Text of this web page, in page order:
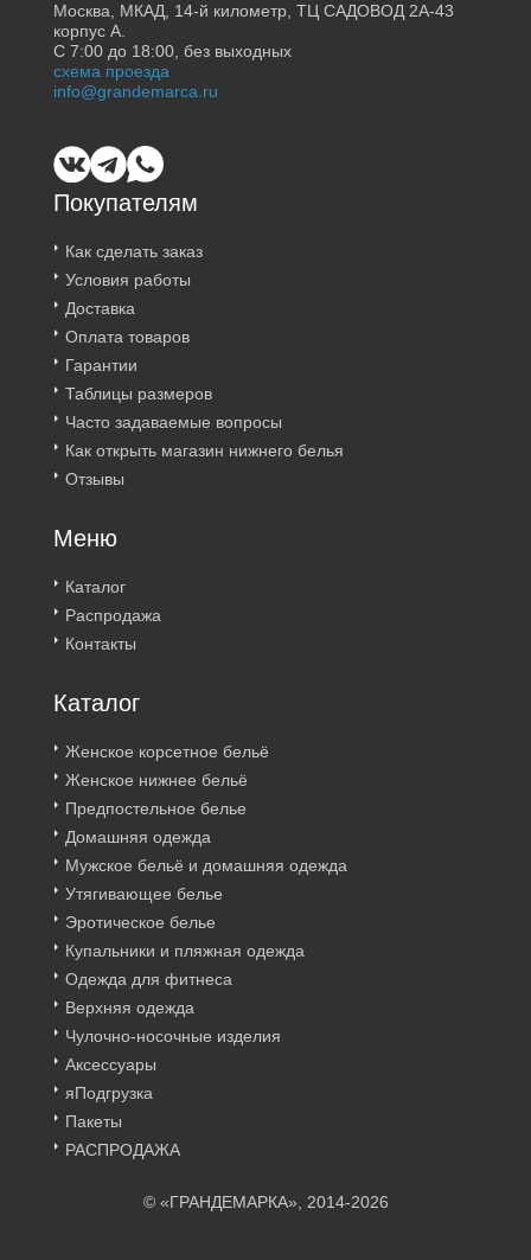
Покупателям
Как сделать заказ
Условия работы
Доставка
Оплата товаров
Гарантии
Таблицы размеров
Часто задаваемые вопросы
Как открыть магазин нижнего белья
Отзывы
Меню
Каталог
Распродажа
Контакты
Каталог
Женское корсетное бельё
Женское нижнее бельё
Предпостельное белье
Домашняя одежда
Мужское бельё и домашняя одежда
Утягивающее белье
Эротическое белье
Купальники и пляжная одежда
Одежда для фитнеса
Верхняя одежда
Чулочно-носочные изделия
Аксессуары
яПодгрузка
Пакеты
РАСПРОДАЖА
Москва, МКАД, 14-й километр, ТЦ САДОВОД 2А-43
корпус А.
С 7:00 до 18:00, без выходных
схема проезда
info@grandemarca.ru
© «ГРАНДЕМАРКА», 2014-2026